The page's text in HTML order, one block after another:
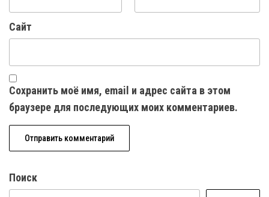
Сайт
Сохранить моё имя, email и адрес сайта в этом
браузере для последующих моих комментариев.
Поиск